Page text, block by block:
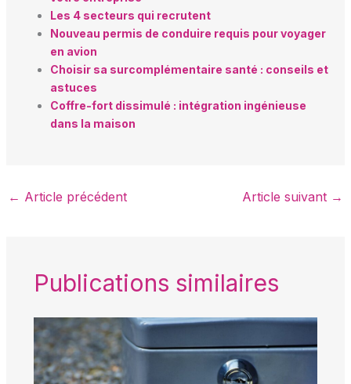
Les 4 secteurs qui recrutent
Nouveau permis de conduire requis pour voyager
en avion
Choisir sa surcomplémentaire santé : conseils et
astuces
Coffre-fort dissimulé : intégration ingénieuse
dans la maison
← Article précédent Article suivant →
Publications similaires